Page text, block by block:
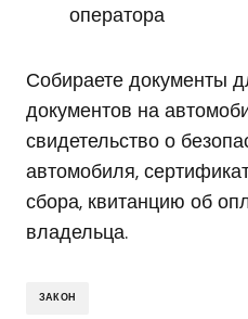
оператора
Собираете документы
документов на
свидетельство о
автомобиля,
сбора, квитанцию об
владельца.
ЗАКОН